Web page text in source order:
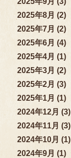
2025年8月 (2)
2025年7月 (2)
2025年6月 (4)
2025年4月 (1)
2025年3月 (2)
2025年2月 (3)
2025年1月 (1)
2024年12月 (3)
2024年11月 (3)
2024年10月 (1)
2024年9月 (1)